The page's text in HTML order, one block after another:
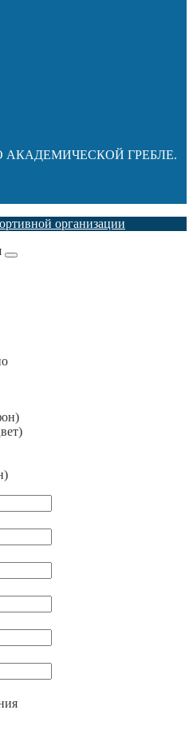
АКАДЕМИЧЕСКОЙ ГРЕБЛЕ.
организации